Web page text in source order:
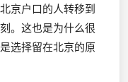
京户口的人转移到
。这也是为什么很
选择留在北京的原